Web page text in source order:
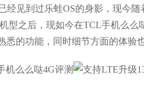
经见到过乐蛙OS的身影，现今
型之后，现如今在TCL手机么
悉的功能，同时细节方面的体验